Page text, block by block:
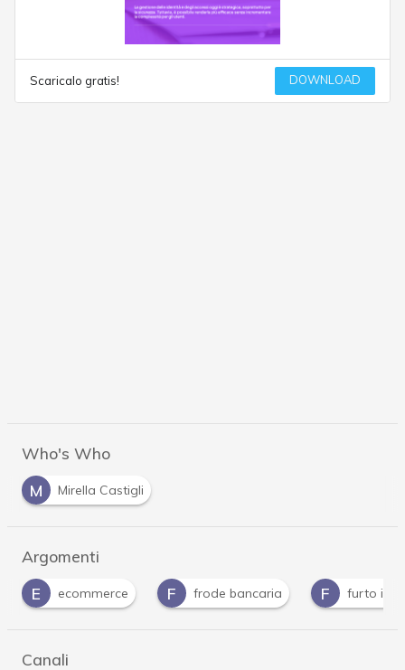
Scaricalo gratis! DOWNLOAD
Who's Who
M
Mirella Castigli
Argomenti
ecommerce F frode bancaria F furto identità
Canali